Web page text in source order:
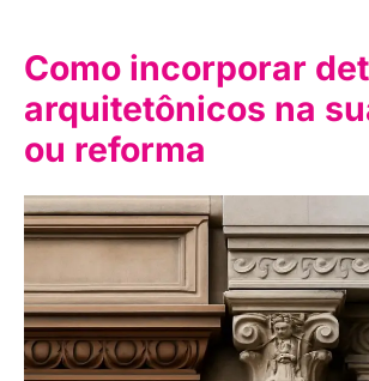
Como incorporar
arquitetônicos na
ou reforma